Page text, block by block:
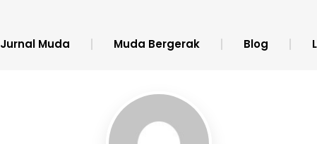
Jurnal Muda Muda Bergerak Blog